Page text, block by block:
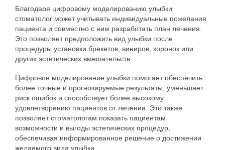
Благодаря цифровому моделированию улыбки
стоматолог может учитывать индивидуальные пожелания
пациента и совместно с ним разработать план лечения.
Это позволяет предположить вид улыбки после
процедуры установки брекетов, виниров, коронок или
других эстетических вмешательств.
Цифровое моделирование улыбки помогает обеспечить
более точные и прогнозируемые результаты, уменьшает
риск ошибок и способствует более высокому
удовлетворению пациентов от лечения. Это также
позволяет стоматологам показать пациентам
возможности и выгоды эстетических процедур,
обеспечивая информированное решение о достижении
желаемого вида улыбки.